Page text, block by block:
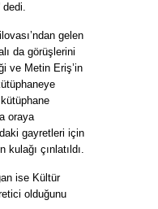
dedi.
gelen
da görüşlerini
ve Metin Eriş’in
oraya
gayretleri için
kulağı çınlatıldı.
ise Kültür
olduğunu